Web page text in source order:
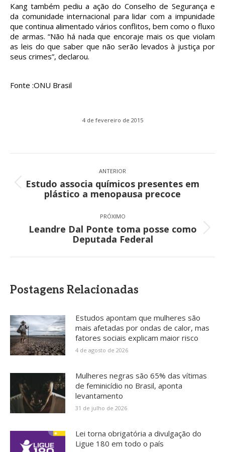
Kang também pediu a ação do Conselho de Segurança e
da comunidade internacional para lidar com a impunidade
que continua alimentado vários conflitos, bem como o fluxo
de armas. “Não há nada que encoraje mais os que violam
as leis do que saber que não serão levados à justiça por
seus crimes”, declarou.
Fonte :ONU Brasil
4 de fevereiro de 2015
de
post:
ANTERIOR
Post
anterior:
Estudo associa químicos presentes em
plástico a menopausa precoce
PRÓXIMO
Próximo
post:
Leandre Dal Ponte toma posse como
Deputada Federal
Postagens Relacionadas
Estudos apontam que mulheres são
mais afetadas por ondas de calor, mas
fatores sociais explicam maior risco
4 de agosto de 2026
Mulheres negras são 65% das vítimas
de feminicídio no Brasil, aponta
levantamento
31 de julho de 2026
Lei torna obrigatória a divulgação do
Ligue 180 em todo o país